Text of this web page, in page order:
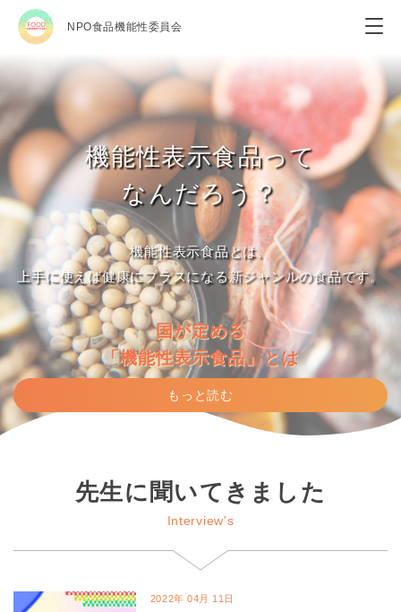
NPO食品機能性委員会
機能性表示食品って
なんだろう？
機能性表示食品とは、
上手に使えば健康にプラスになる新ジャンルの食品です。
国が定める
「機能性表示食品」とは
もっと読む
先生に聞いてきました
Interview's
2022年 04月 11日